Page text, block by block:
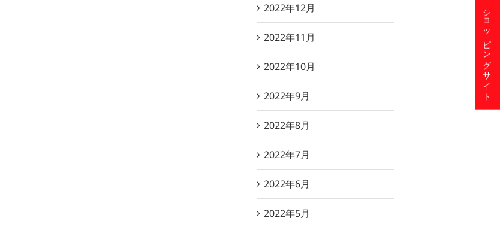
2022年12月
2022年11月
2022年10月
2022年9月
2022年8月
2022年7月
2022年6月
2022年5月
ショッピングサイト